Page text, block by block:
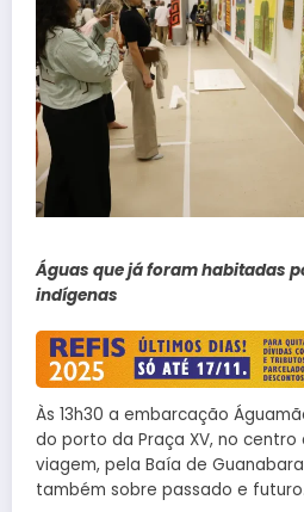
Águas que já foram habitadas
indígenas
Às 13h30 a embarcação
do porto da Praça XV, no centro
viagem, pela Baía de
também sobre passado e futuro.